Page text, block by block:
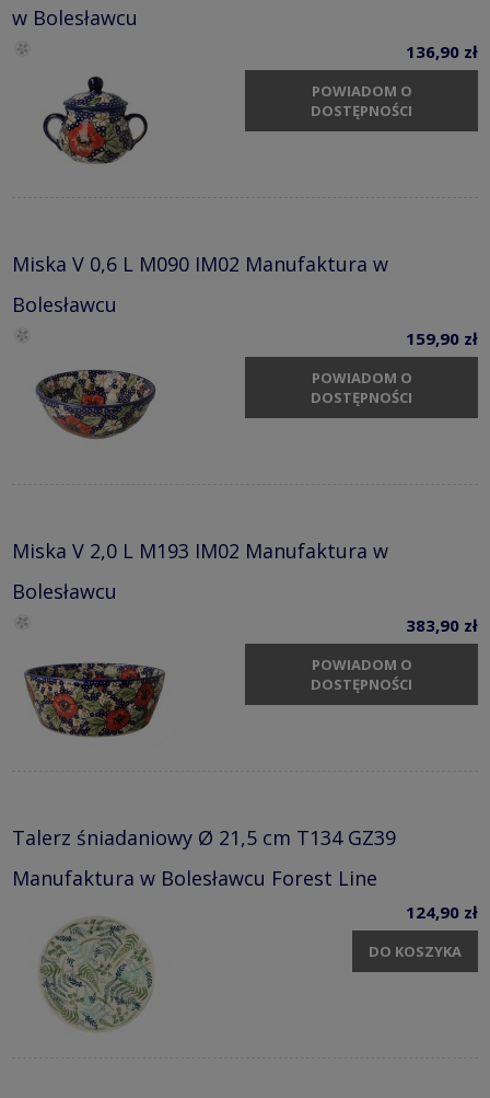
w Bolesławcu
136,90 zł
POWIADOM O
DOSTĘPNOŚCI
Miska V 0,6 L M090 IM02 Manufaktura w
Bolesławcu
159,90 zł
POWIADOM O
DOSTĘPNOŚCI
Miska V 2,0 L M193 IM02 Manufaktura w
Bolesławcu
383,90 zł
POWIADOM O
DOSTĘPNOŚCI
Talerz śniadaniowy Ø 21,5 cm T134 GZ39
Manufaktura w Bolesławcu Forest Line
124,90 zł
DO KOSZYKA